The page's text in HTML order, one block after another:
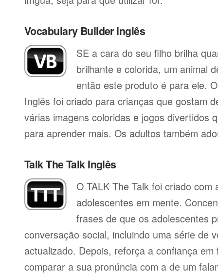
Vocabulary Builder Inglês
SE a cara do seu filho brilha
brilhante e colorida, um animal
então este produto é para ele.
Inglês foi criado para crianças que gostam
várias imagens coloridas e jogos divertidos
para aprender mais. Os adultos também
Talk The Talk Inglês
O TALK The Talk foi criado com
adolescentes em mente.
frases de que os adolescentes
conversação social, incluindo uma série de
actualizado. Depois, reforça a confiança
comparar a sua pronúncia com a de um